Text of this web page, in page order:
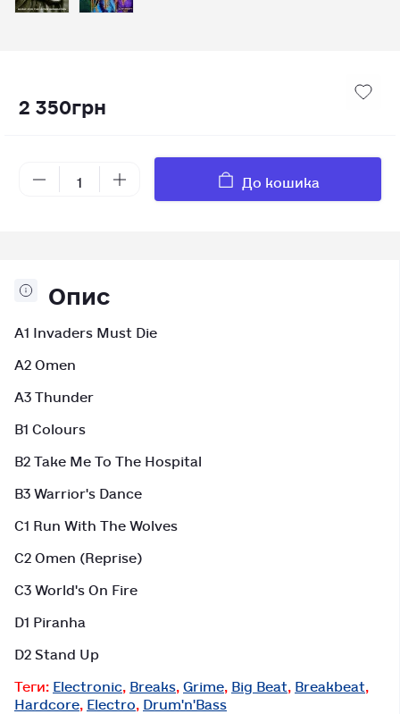
2 350грн
До кошика
Опис
A1 Invaders Must Die
A2 Omen
A3 Thunder
B1 Colours
B2 Take Me To The Hospital
B3 Warrior's Dance
C1 Run With The Wolves
C2 Omen (Reprise)
C3 World's On Fire
D1 Piranha
D2 Stand Up
Теги:Electronic Breaks Grime Big Beat Breakbeat
Hardcore,Electro,Drum'n'Bass